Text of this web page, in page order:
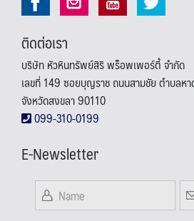
ติดต่อเรา
บริษัท หัวหินทรัพย์สิริ พร็อพเพอร์ตี้ จำกัด
เลขที่ 149 ซอยบุญราช ถนนสามชัย ตำบลห
จังหวัดสงขลา 90110
099-310-0199
E-Newsletter